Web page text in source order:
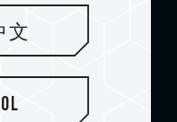
文